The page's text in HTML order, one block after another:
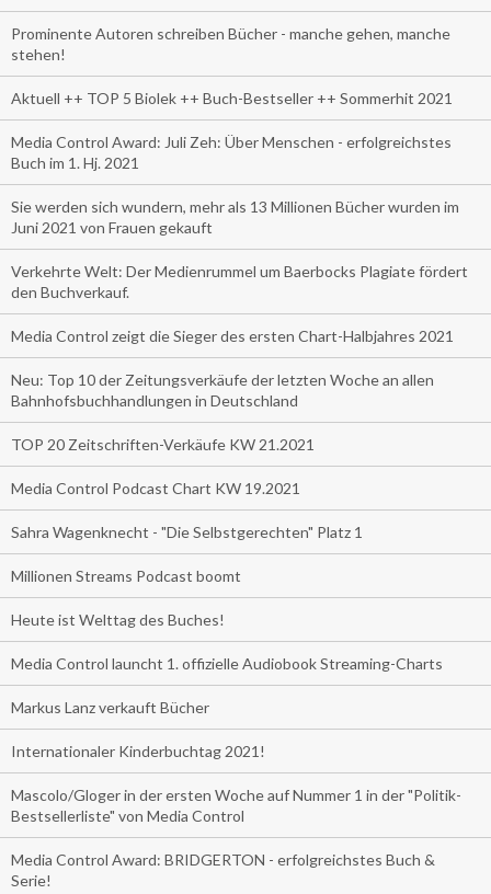
Prominente Autoren schreiben Bücher - manche gehen, manche
stehen!
Aktuell ++ TOP 5 Biolek ++ Buch-Bestseller ++ Sommerhit 2021
Media Control Award: Juli Zeh: Über Menschen - erfolgreichstes
Buch im 1. Hj. 2021
Sie werden sich wundern, mehr als 13 Millionen Bücher wurden im
Juni 2021 von Frauen gekauft
Verkehrte Welt: Der Medienrummel um Baerbocks Plagiate fördert
den Buchverkauf.
Media Control zeigt die Sieger des ersten Chart-Halbjahres 2021
Neu: Top 10 der Zeitungsverkäufe der letzten Woche an allen
Bahnhofsbuchhandlungen in Deutschland
TOP 20 Zeitschriften-Verkäufe KW 21.2021
Media Control Podcast Chart KW 19.2021
Sahra Wagenknecht - "Die Selbstgerechten" Platz 1
Millionen Streams Podcast boomt
Heute ist Welttag des Buches!
Media Control launcht 1. offizielle Audiobook Streaming-Charts
Markus Lanz verkauft Bücher
Internationaler Kinderbuchtag 2021!
Mascolo/Gloger in der ersten Woche auf Nummer 1 in der "Politik-
Bestsellerliste" von Media Control
Media Control Award: BRIDGERTON - erfolgreichstes Buch &
Serie!